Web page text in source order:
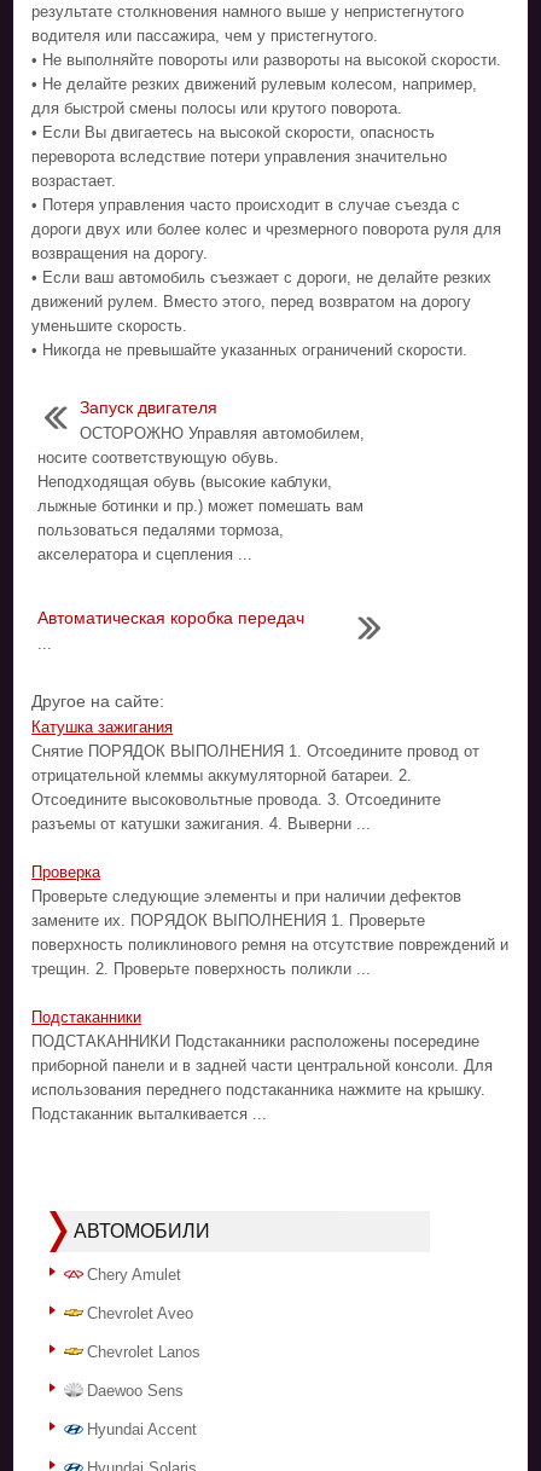
результате столкновения намного выше у непристегнутого
водителя или пассажира, чем у пристегнутого.
• Не выполняйте повороты или развороты на высокой скорости.
• Не делайте резких движений рулевым колесом, например,
для быстрой смены полосы или крутого поворота.
• Если Вы двигаетесь на высокой скорости, опасность
переворота вследствие потери управления значительно
возрастает.
• Потеря управления часто происходит в случае съезда с
дороги двух или более колес и чрезмерного поворота руля для
возвращения на дорогу.
• Если ваш автомобиль съезжает с дороги, не делайте резких
движений рулем. Вместо этого, перед возвратом на дорогу
уменьшите скорость.
• Никогда не превышайте указанных ограничений скорости.
Запуск двигателя
ОСТОРОЖНО Управляя автомобилем,
носите соответствующую обувь.
Неподходящая обувь (высокие каблуки,
лыжные ботинки и пр.) может помешать вам
пользоваться педалями тормоза,
акселератора и сцепления ...
Автоматическая коробка передач
Другое на сайте:
Катушка зажигания
Снятие ПОРЯДОК ВЫПОЛНЕНИЯ 1. Отсоедините провод от
отрицательной клеммы аккумуляторной батареи. 2.
Отсоедините высоковольтные провода. 3. Отсоедините
разъемы от катушки зажигания. 4. Выверни ...
Проверка
Проверьте следующие элементы и при наличии дефектов
замените их. ПОРЯДОК ВЫПОЛНЕНИЯ 1. Проверьте
поверхность поликлинового ремня на отсутствие повреждений и
трещин. 2. Проверьте поверхность поликли ...
Подстаканники
ПОДСТАКАННИКИ Подстаканники расположены посередине
приборной панели и в задней части центральной консоли. Для
использования переднего подстаканника нажмите на крышку.
Подстаканник выталкивается ...
АВТОМОБИЛИ
Chery Amulet
Chevrolet Aveo
Chevrolet Lanos
Daewoo Sens
Hyundai Accent